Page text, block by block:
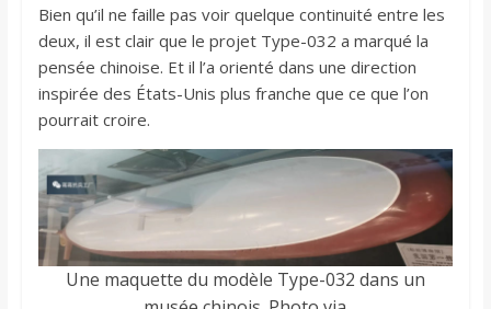
Bien qu’il ne faille pas voir quelque continuité entre les
deux, il est clair que le projet Type-032 a marqué la
pensée chinoise. Et il l’a orienté dans une direction
inspirée des États-Unis plus franche que ce que l’on
pourrait croire.
Une maquette du modèle Type-032 dans un